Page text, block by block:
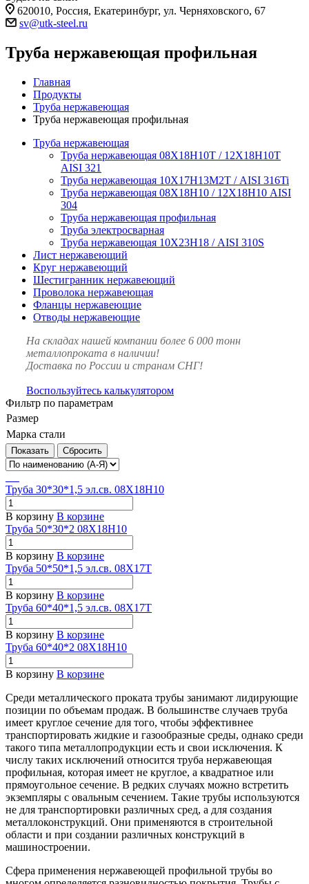
620010, Россия, Екатеринбург, ул. Черняховского, 67
sv@utk-steel.ru
Труба нержавеющая профильная
Главная
Продукты
Труба нержавеющая
Труба нержавеющая профильная
Труба нержавеющая
Труба нержавеющая 08Х18Н10Т / 12Х18Н10Т
AISI 321
Труба нержавеющая 10Х17Н13М2Т / AISI 316Ti
Труба нержавеющая 08Х18Н10 / 12Х18Н10 AISI
304
Труба нержавеющая профильная
Труба электросварная
Труба нержавеющая 10Х23Н18 / AISI 310S
Лист нержавеющий
Круг нержавеющий
Шестигранник нержавеющий
Проволока нержавеющая
Фланцы нержавеющие
Отводы нержавеющие
На складах нашей компании более 6 000 тонн
металлопроката в наличии!
Доставка по России и странам СНГ!
Воспользуйтесь калькулятором
Фильтр по параметрам
Размер
Марка стали
Сбросить
Труба 30*30*1,5 эл.св. 08Х18Н10
В корзину В корзине
Труба 50*30*2 08Х18Н10
В корзину В корзине
Труба 50*50*1,5 эл.св. 08Х17Т
В корзину В корзине
Труба 60*40*1,5 эл.св. 08Х17Т
В корзину В корзине
Труба 60*40*2 08Х18Н10
В корзину В корзине
Среди металлического проката трубы занимают лидирующие
позиции по объемам продаж. В большинстве случаев труба
имеет круглое сечение для того, чтобы эффективнее
транспортировать жидкие и газообразные среды, однако среди
такого типа металлопродукции есть и свои исключения. К
числу таких исключений относится труба нержавеющая
профильная, которая имеет не круглое, а квадратное или
прямоугольное сечение. В редких случаях можно встретить
экземпляры с овальным сечением. Такие трубы используются
не для транспортировки различных сред, а для создания
металлоконструкций. Они применяются в строительной
области и при создании различных конструкций в
машиностроении.
Сфера применения нержавеющей профильной трубы во